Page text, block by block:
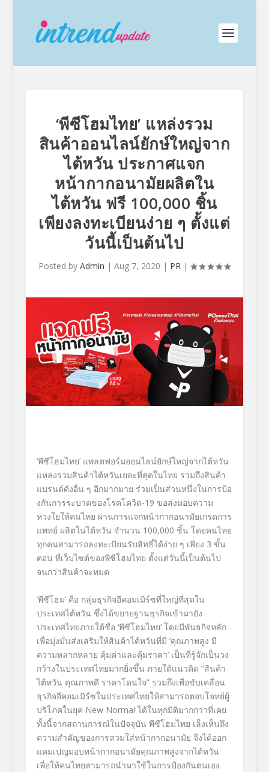
‘พีซีโฮมไทย’ แหล่งรวม
สินค้าออนไลน์ยักษ์ใหญ่จาก
ไต้หวัน ประกาศแจก
หน้ากากอนามัยผลิตใน
ไต้หวัน ฟรี 100,000 ชิ้น
เพียงลงทะเบียนง่าย ๆ ตั้งแต่
วันนี้เป็นต้นไป
Posted byAdmin |Aug 7, 2020 | PR |
‘พีซีโฮมไทย’ แพลตฟอร์มออนไลน์ยักษ์ใหญ่จากไต้หวัน
แหล่งรวมสินค้าไต้หวันเยอะที่สุดในไทย รวมถึงสินค้า
แบรนด์ดังอื่น ๆ อีกมากมาย ร่วมเป็นส่วนหนึ่งในการป้อ
งกันการระบาดของโรคโควิด-19 ขอส่งมอบความ
ห่วงใยให้คนไทย ผ่านการแจกหน้ากากอนามัยเกรดการ
แพทย์ ผลิตในไต้หวัน จำนวน 100,000 ชิ้น โดยคนไทย
ทุกคนสามารถลงทะเบียนรับสิทธิ์ได้ง่าย ๆ เพียง 3 ขั้น
ตอน ที่เว็บไซต์ของพีซีโฮมไทย ตั้งแต่วันนี้เป็นต้นไป
จนกว่าสินค้าจะหมด
‘พีซีโฮม’ คือ กลุ่มธุรกิจอีคอมเมิร์ซที่ใหญ่ที่สุดใน
ประเทศไต้หวัน ซึ่งได้ขยายฐานธุรกิจเข้ามายัง
ประเทศไทยภายใต้ชื่อ ‘พีซีโฮมไทย’ โดยมีพันธกิจหลัก
เพื่อมุ่งมั่นส่งเสริมให้สินค้าไต้หวันที่มี ‘คุณภาพสูง มี
ความหลากหลาย คุ้มค่าและคุ้มราคา’ เป็นที่รู้จักเป็นวง
กว้างในประเทศไทยมากยิ่งขึ้น ภายใต้แนวคิด “สินค้า
ไต้หวัน คุณภาพดี ราคาโดนใจ” รวมถึงเพื่อขับเคลื่อน
ธุรกิจอีคอมเมิร์ซในประเทศไทยให้สามารถตอบโจทย์ผู้
บริโภคในยุค New Normalได้ในทุกมิติมากกว่าที่เคย
ทั้งนี้จากสถานการณ์ในปัจจุบัน พีซีโฮมไทย เล็งเห็นถึง
ความสำคัญของการสวมใส่หน้ากากอนามัย จึงได้ออก
แคมเปญมอบหน้ากากอนามัยคุณภาพสูงจากไต้หวัน
เพื่อให้คนไทยสามารถนำมาใช้ในการป้องกันตนเอง